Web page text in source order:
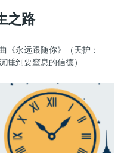
之路
《永远跟随你》（天护：
睡到要窒息的信德）